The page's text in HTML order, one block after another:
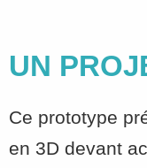
UN
Ce prototype
en 3D devant